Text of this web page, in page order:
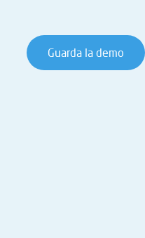
Guarda la demo